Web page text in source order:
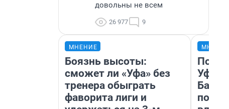
довольны не всем
26 977 9
МНЕНИЕ
Боязнь высоты:
сможет ли «Уфа» без
тренера обыграть
фаворита лиги и
Уфы: